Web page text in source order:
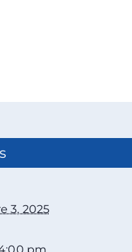
3, 2025